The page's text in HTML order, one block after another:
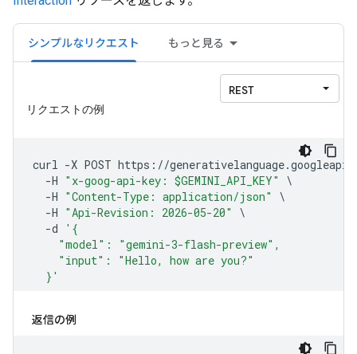
シンプルなリクエスト もっと見る
返信の例